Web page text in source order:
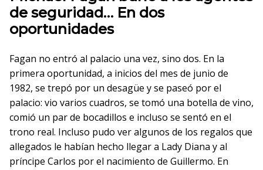
de seguridad… En dos
oportunidades
Fagan no entró al palacio una vez, sino dos. En la
primera oportunidad, a inicios del mes de junio de
1982, se trepó por un desagüe y se paseó por el
palacio: vio varios cuadros, se tomó una botella de vino,
comió un par de bocadillos e incluso se sentó en el
trono real. Incluso pudo ver algunos de los regalos que
allegados le habían hecho llegar a Lady Diana y al
príncipe Carlos por el nacimiento de Guillermo. En